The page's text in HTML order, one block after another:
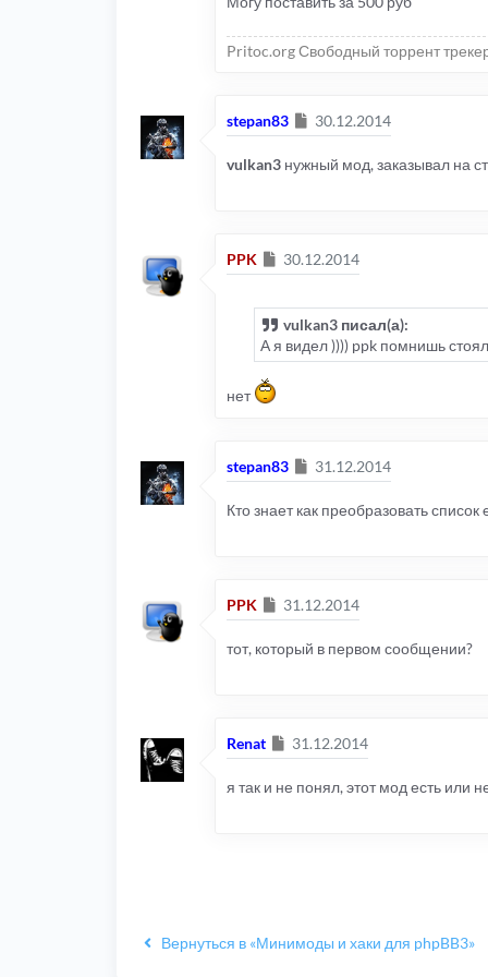
Pritoc.org Свободный торрент
stepan83 Сообщение
30.12.2014
vulkan3 нужный мод, заказывал на
PPK Сообщение
30.12.2014
vulkan3 писал(а):
А я видел )))) ppk помнишь
нет
stepan83 Сообщение
31.12.2014
Кто знает как преобразовать
PPK Сообщение
31.12.2014
тот, который в первом сообщении?
Renat Сообщение
31.12.2014
я так и не понял, этот мод есть или
Вернуться в «Минимоды и хаки для phpBB3»